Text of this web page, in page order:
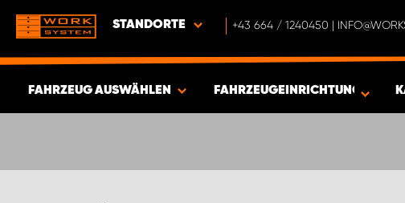
STANDORTE +43 664 / 1240450 |
FAHRZEUG AUSWÄHLEN
ARTIKEL
FAHRZEUGEINRICHTUNGEN